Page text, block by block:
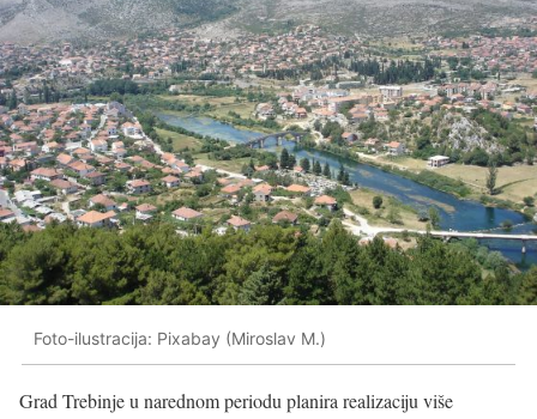
Foto-ilustracija: Pixabay (Miroslav M.)
Grad Trebinje u narednom periodu planira realizaciju više